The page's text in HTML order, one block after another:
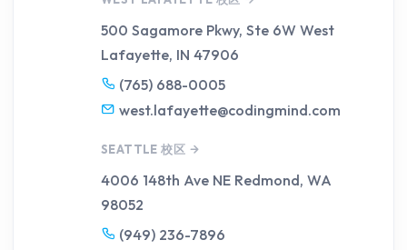
500 Sagamore Pkwy, Ste 6W West
Lafayette, IN 47906
(765) 688-0005
west.lafayette@codingmind.com
SEATTLE 校区
4006 148th Ave NE Redmond, WA
98052
(949) 236-7896